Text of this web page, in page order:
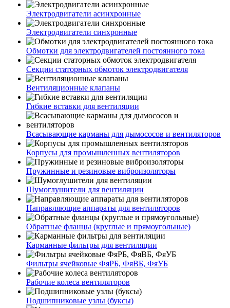
Электродвигатели асинхронные
Электродвигатели синхронные
Обмотки для электродвигателей постоянного тока
Секции статорных обмоток электродвигателя
Вентиляционные клапаны
Гибкие вставки для вентиляции
Всасывающие карманы для дымососов и вентиляторов
Корпусы для промышленных вентиляторов
Пружинные и резиновые виброизоляторы
Шумоглушители для вентиляции
Направляющие аппараты для вентиляторов
Обратные фланцы (круглые и прямоугольные)
Карманные фильтры для вентиляции
Фильтры ячейковые ФяРБ, ФяВБ, ФяУБ
Рабочие колеса вентиляторов
Подшипниковые узлы (буксы)